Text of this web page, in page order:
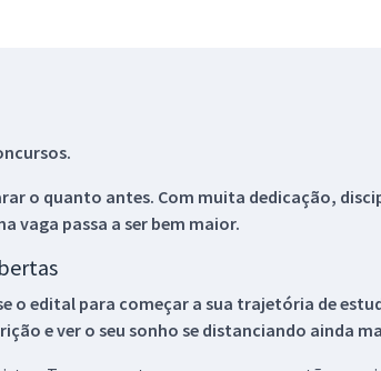
o quanto antes. Com muita dedicação,
vaga passa a ser bem maior.
o edital para começar a sua trajetória de
e ver o seu sonho se distanciando ainda